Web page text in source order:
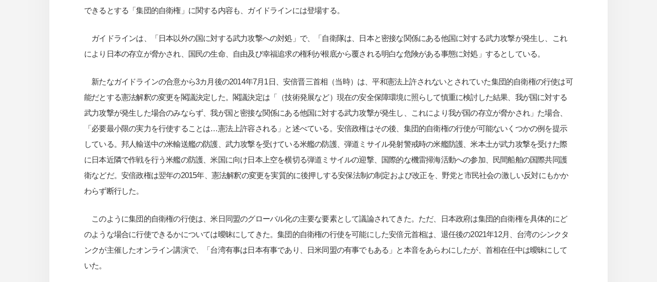
できるとする「集団的自衛権」に関する内容も、ガイドラインには登場する。
ガイドラインは、「日本以外の国に対する武力攻撃への対処」で、「自衛隊は、日本と密接な関係にある他国に対する武力攻撃が発生し、これ
により日本の存立が脅かされ、国民の生命、自由及び幸福追求の権利が根底から覆される明白な危険がある事態に対処」するとしている。
新たなガイドラインの合意から3カ月後の2014年7月1日、安倍晋三首相（当時）は、平和憲法上許されないとされていた集団的自衛権の行使は可
能だとする憲法解釈の変更を閣議決定した。閣議決定は「（技術発展など）現在の安全保障環境に照らして慎重に検討した結果、我が国に対する
武力攻撃が発生した場合のみならず、我が国と密接な関係にある他国に対する武力攻撃が発生し、これにより我が国の存立が脅かされ」た場合、
「必要最小限の実力を行使することは…憲法上許容される」と述べている。安倍政権はその後、集団的自衛権の行使が可能ないくつかの例を提示
している。邦人輸送中の米輸送艦の防護、武力攻撃を受けている米艦の防護、弾道ミサイル発射警戒時の米艦防護、米本土が武力攻撃を受けた際
に日本近隣で作戦を行う米艦の防護、米国に向け日本上空を横切る弾道ミサイルの迎撃、国際的な機雷掃海活動への参加、民間船舶の国際共同護
衛などだ。安倍政権は翌年の2015年、憲法解釈の変更を実質的に後押しする安保法制の制定および改正を、野党と市民社会の激しい反対にもかか
わらず断行した。
このように集団的自衛権の行使は、米日同盟のグローバル化の主要な要素として議論されてきた。ただ、日本政府は集団的自衛権を具体的にど
のような場合に行使できるかについては曖昧にしてきた。集団的自衛権の行使を可能にした安倍元首相は、退任後の2021年12月、台湾のシンクタ
ンクが主催したオンライン講演で、「台湾有事は日本有事であり、日米同盟の有事でもある」と本音をあらわにしたが、首相在任中は曖昧にして
いた。